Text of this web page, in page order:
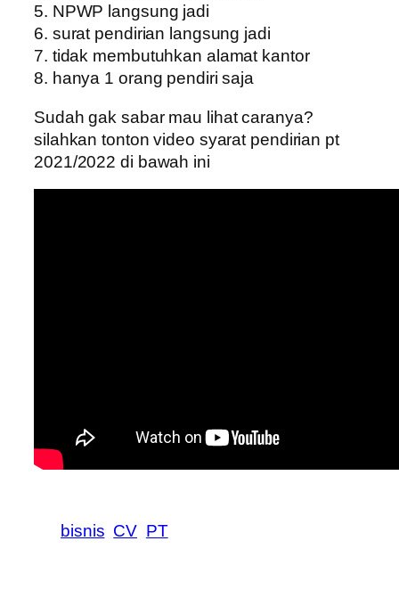
5. NPWP langsung jadi
6. surat pendirian langsung jadi
7. tidak membutuhkan alamat kantor
8. hanya 1 orang pendiri saja
Sudah gak sabar mau lihat caranya?
silahkan tonton video syarat pendirian pt
2021/2022 di bawah ini
bisnis CV PT